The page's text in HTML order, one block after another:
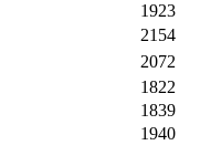
1923
2154
2072
1822
1839
1940